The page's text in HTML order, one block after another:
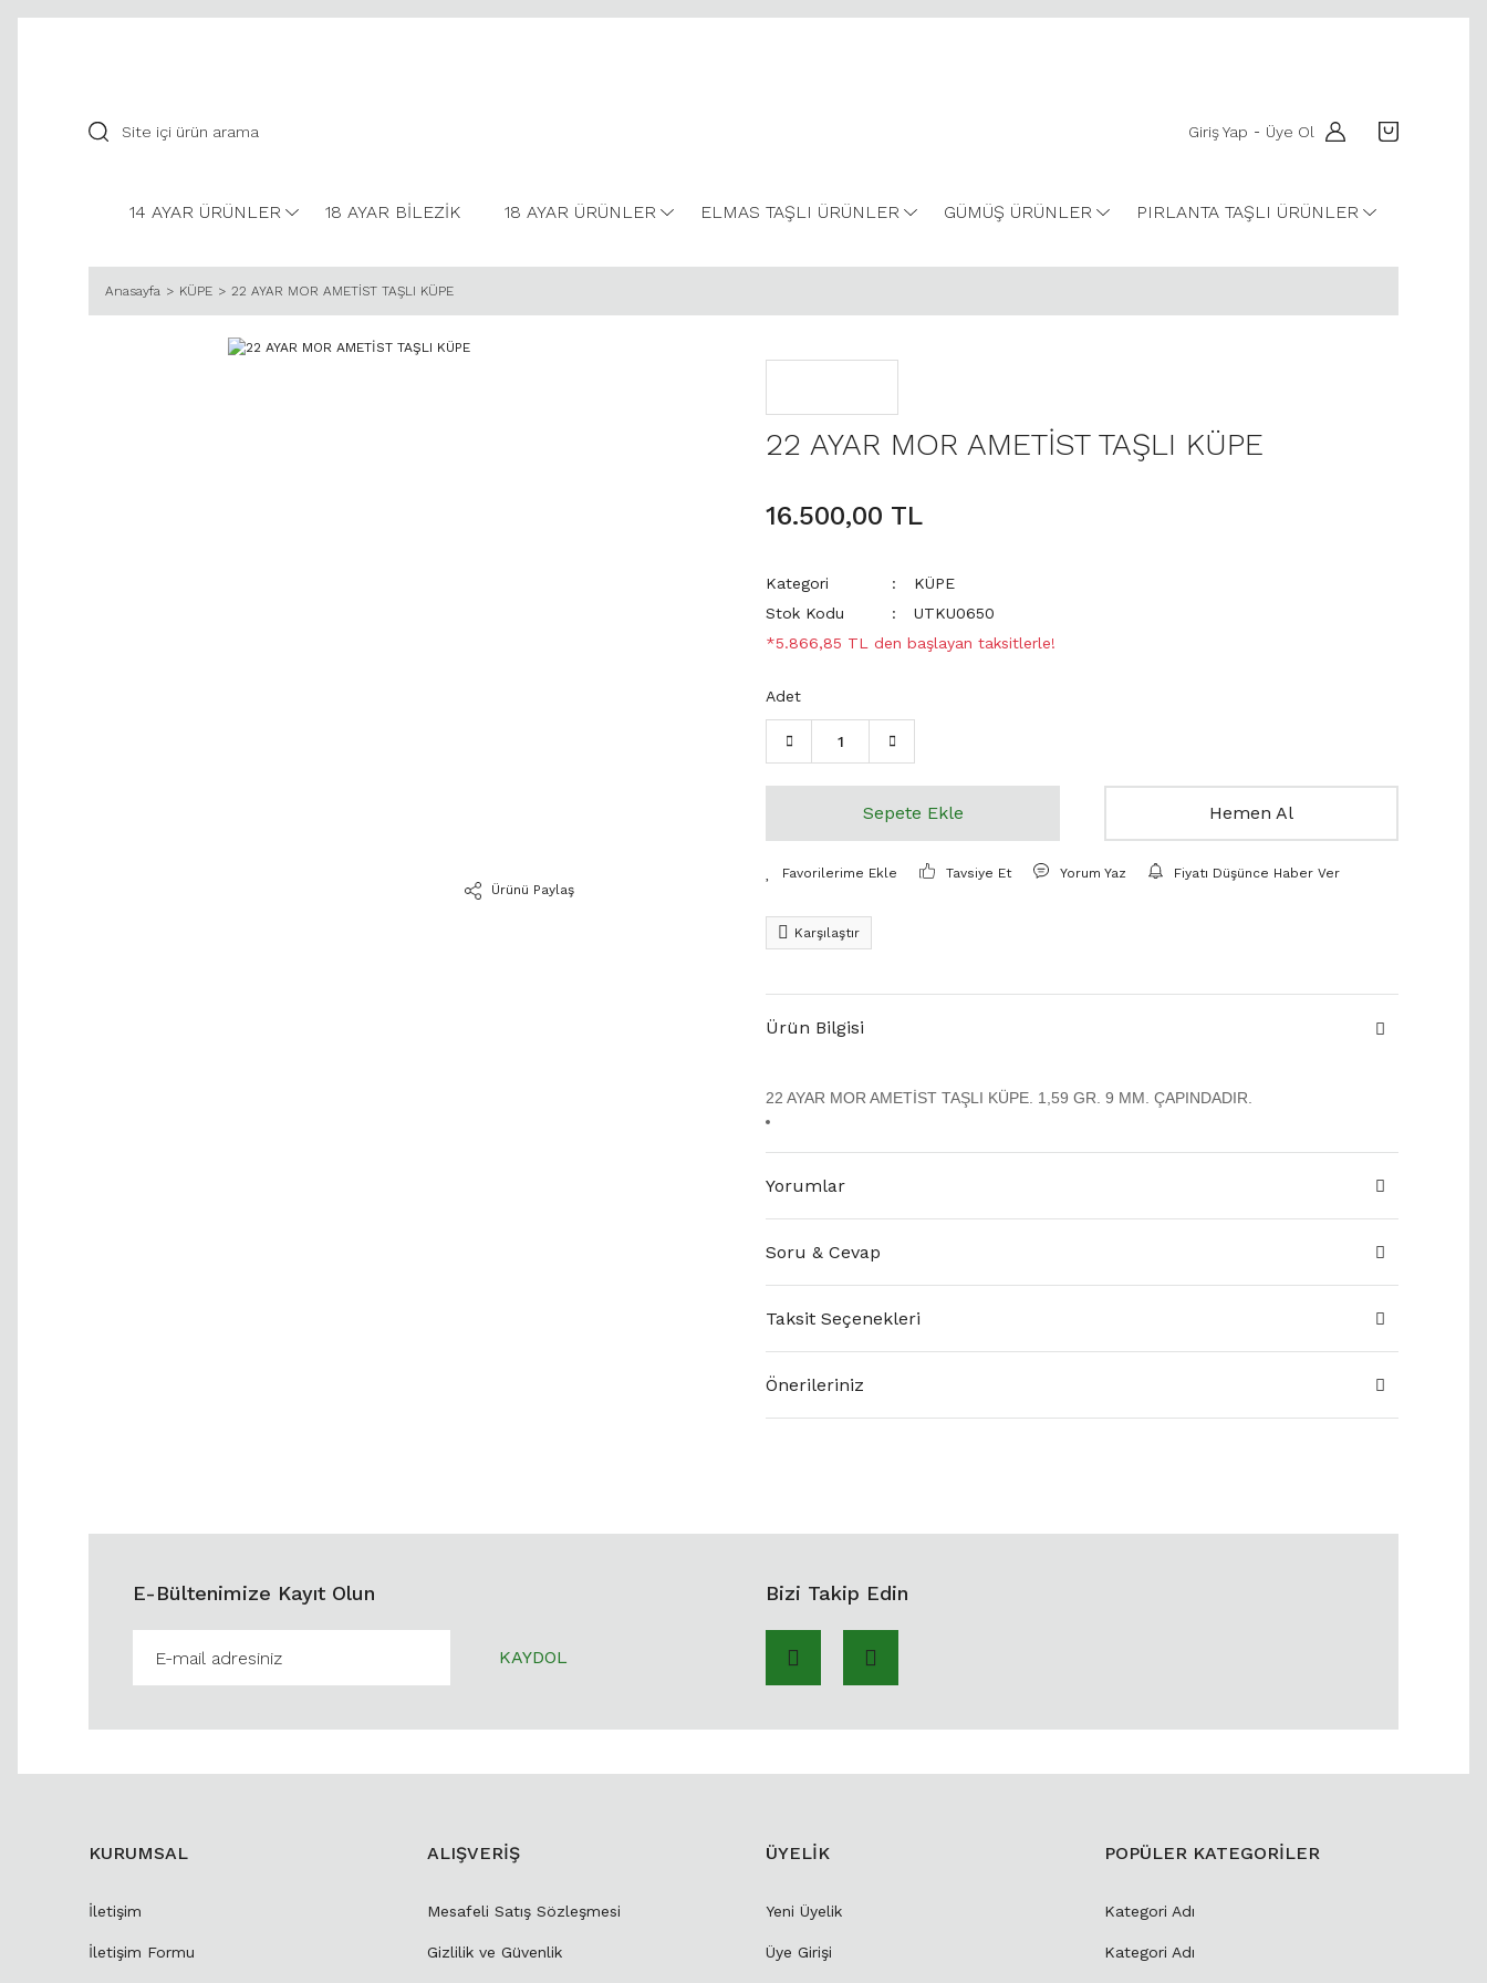
Giriş Yap - Üye Ol
14 AYAR ÜRÜNLER 18 AYAR BİLEZİK 18 AYAR ÜRÜNLER ELMAS TAŞLI ÜRÜNLER GÜMÜŞ ÜRÜNLER PIRLANTA TAŞLI ÜRÜNLER
Anasayfa KÜPE 22 AYAR MOR AMETİST TAŞLI KÜPE
Ürünü Paylaş
22 AYAR MOR AMETİST TAŞLI KÜPE
16.500,00 TL
Kategori
KÜPE
Stok Kodu
UTKU0650
*5.866,85 TL den başlayan taksitlerle!
Adet
Sepete Ekle Hemen Al
Tavsiye Et Yorum Yaz Fiyatı Düşünce Haber Ver
Karşılaştır
Ürün Bilgisi
22 AYAR MOR AMETİST TAŞLI KÜPE. 1,59 GR. 9 MM. ÇAPINDADIR.
Yorumlar
Soru & Cevap
Taksit Seçenekleri
Önerileriniz
E-Bültenimize Kayıt Olun
KAYDOL
Bizi Takip Edin
KURUMSAL
İletişim
İletişim Formu
ALIŞVERİŞ
Mesafeli Satış Sözleşmesi
Gizlilik ve Güvenlik
ÜYELİK
Yeni Üyelik
Üye Girişi
POPÜLER KATEGORİLER
Kategori Adı
Kategori Adı